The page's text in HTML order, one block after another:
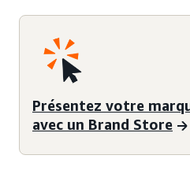
Présentez votre
avec un Brand Store